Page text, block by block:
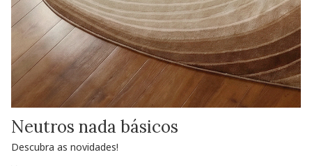
Neutros nada básicos
Descubra as novidades!